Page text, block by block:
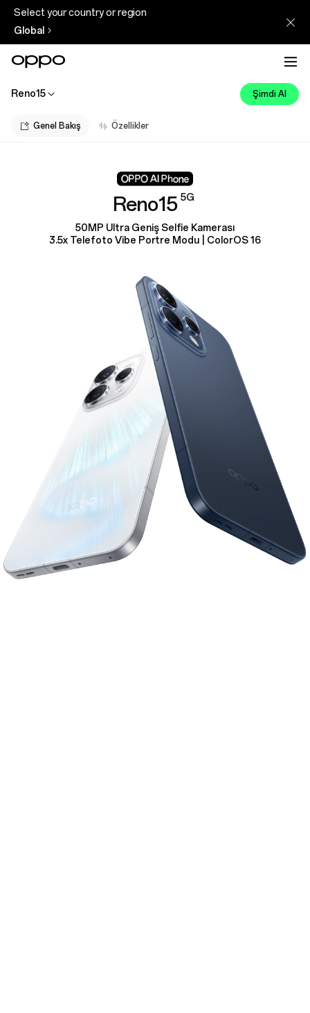
Select your country or region
Global
Reno15 Şimdi Al
Genel Bakış Özellikler
Reno15 5G
50MP Ultra Geniş Selfie Kamerası
3.5x Telefoto Vibe Portre Modu | ColorOS 16